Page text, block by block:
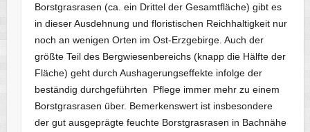
Borstgrasrasen (ca. ein Drittel der Gesamtfläche) gibt es
in dieser Ausdehnung und floristischen Reichhaltigkeit nur
noch an wenigen Orten im Ost-Erzgebirge. Auch der
größte Teil des Bergwiesenbereichs (knapp die Hälfte der
Fläche) geht durch Aushagerungseffekte infolge der
beständig durchgeführten Pflege immer mehr zu einem
Borstgrasrasen über. Bemerkenswert ist insbesondere
der gut ausgeprägte feuchte Borstgrasrasen in Bachnähe